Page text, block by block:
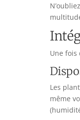
Une fois
Les
même